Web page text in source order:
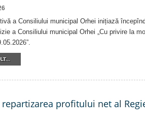
a Consiliului municipal Orhei inițiază
a Consiliului municipal Orhei „Cu privire la
profitului net al